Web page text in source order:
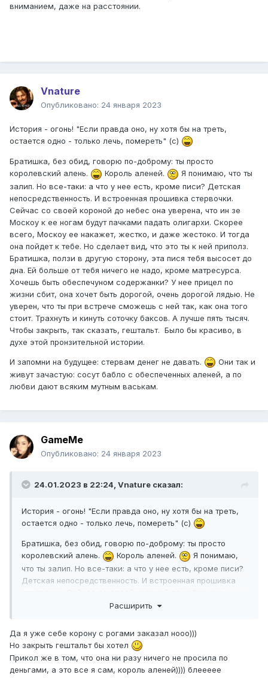
вниманием, даже на расстоянии.
Vnature
Опубликовано: 24 января 2023
История - огонь! "Если правда оно, ну хотя бы на треть,
остается одно - только лечь, помереть" (с)
Братишка, без обид, говорю по-доброму: ты просто
королевский алень.
Король аленей.
Я понимаю, что ты
залип. Но все-таки: а что у нее есть, кроме писи? Детская
непосредственность. И встроенная прошивка стервочки.
Сейчас со своей короной до небес она уверена, что ин зе
Москоу к ее ногам будут пачками падать олигархи. Скорее
всего, Москоу ее накажет, жестко, и даже жестоко. И тогда
она пойдет к тебе. Но сделает вид, что это ты к ней приполз.
Братишка, ползи в другую сторону, эта пися тебя высосет до
дна. Ей больше от тебя ничего не надо, кроме матресурса.
Хочешь быть обеспечуном содержанки? У нее прицел по
жизни сбит, она хочет быть дорогой, очень дорогой лядью. Не
уверен, что ты при встрече сможешь с ней так, как она того
стоит. Трахнуть и кинуть соточку баксов. А лучше пять тысяч.
Чтобы закрыть, так сказать, гештальт. Было бы красиво, в
духе этой пронзительной истории.
И запомни на будущее: стервам денег не давать.
Они так и
живут зачастую: сосут бабло с обеспеченных аленей, а по
любви дают всяким мутным васькам.
GameMe
Опубликовано: 24 января 2023
24.01.2023 в 22:24, Vnature сказал:
История - огонь! "Если правда оно, ну хотя бы на треть,
остается одно - только лечь, помереть" (с)
Братишка, без обид, говорю по-доброму: ты просто
королевский алень.
Король аленей.
Я понимаю,
что ты залип. Но все-таки: а что у нее есть, кроме писи?
Детская непосредственность. И встроенная прошивка
уверена, что ин зе Москоу к ее ногам будут пачками
жестко, и даже жестоко. И тогда она пойдет к тебе. Но
сделает вид, что это ты к ней приполз. Братишка, ползи в
другую сторону, эта пися тебя высосет до дна. Ей
больше от тебя ничего не надо, кроме матресурса.
Расширить
Да я уже себе корону с рогами заказал нооо)))
Но закрыть гештальт бы хотел
Прикол же в том, что она ни разу ничего не просила по
деньгами, а это все я сам, король аленей)))) блеееее